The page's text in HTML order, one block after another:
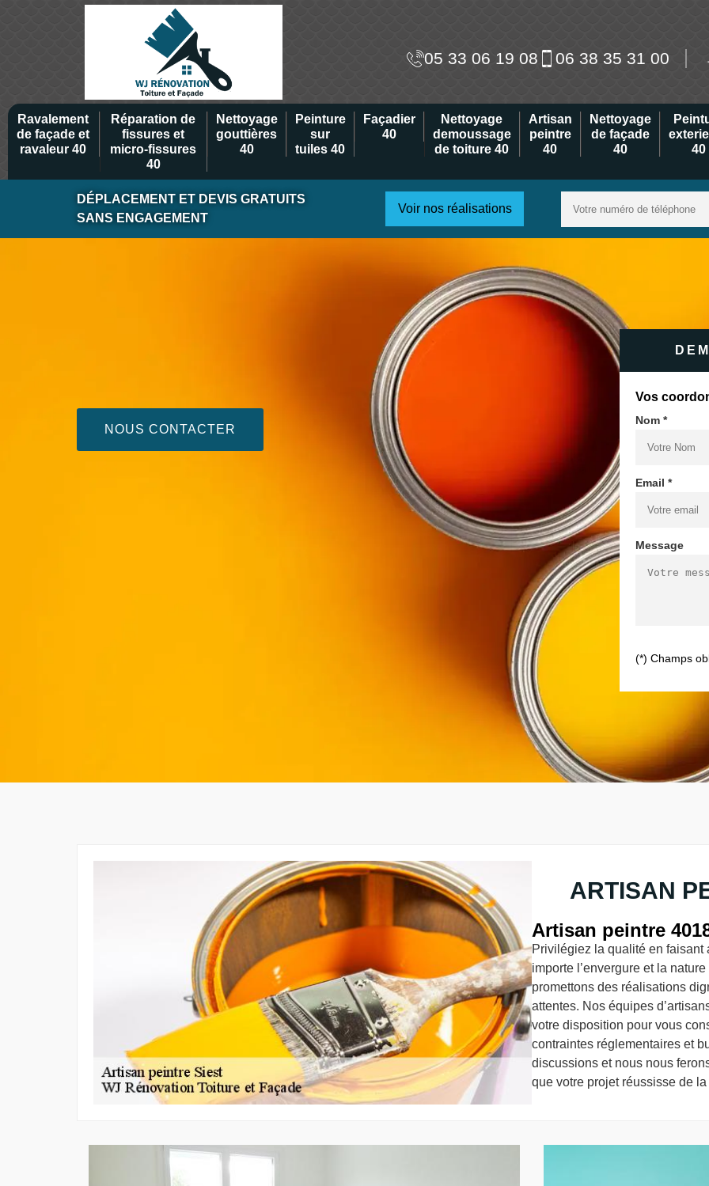
05 33 06 19 08 06 38 35 31 00
Ravalement
de façade et
ravaleur 40
Réparation de
fissures et
micro-fissures
40
Nettoyage
gouttières
40
Peinture
sur
tuiles 40
Façadier
40
Nettoyage
demoussage
de toiture 40
Artisan
peintre
40
Nettoyage
de façade
40
40
DÉPLACEMENT ET DEVIS GRATUITS
SANS ENGAGEMENT
Voir nos réalisations
NOUS CONTACTER
Vos
Nom *
Email *
Message
(*) Champs
ARTISAN
Artisan peintre
Privilégiez la qualité en faisant
importe l’envergure et la
promettons des réalisations
attentes. Nos équipes
votre disposition pour vous
contraintes réglementaires et
discussions et nous nous
que votre projet réussisse de